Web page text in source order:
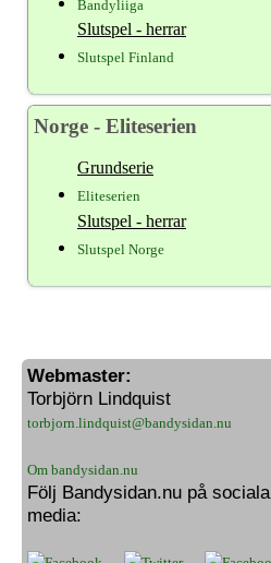
Bandyliiga
Slutspel - herrar
Slutspel Finland
Norge - Eliteserien
Grundserie
Eliteserien
Slutspel - herrar
Slutspel Norge
Webmaster:
Torbjörn Lindquist
torbjorn.lindquist@bandysidan.nu
Om bandysidan.nu
Följ Bandysidan.nu på sociala
media: